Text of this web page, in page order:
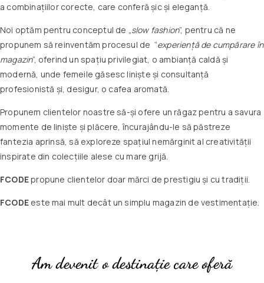
a combinațiilor corecte, care conferă șic și eleganță.
Noi optăm pentru conceptul de „slow fashion”, pentru că ne
propunem să reinventăm procesul de “experiență de cumpărare în
magazin”, oferind un spațiu privilegiat, o ambianță caldă și
modernă, unde femeile găsesc liniște și consultanță
profesionistă și, desigur, o cafea aromată.
Propunem clientelor noastre să-și ofere un răgaz pentru a savura
momente de liniște și plăcere, încurajându-le să păstreze
fantezia aprinsă, să exploreze spațiul nemărginit al creativității
inspirate din colecțiile alese cu mare grijă.
FCODEpropune clientelor doar mărci de prestigiu și cu tradiții.
FCODEeste mai mult decât un simplu magazin de vestimentație.
Am devenit o destinație care oferă